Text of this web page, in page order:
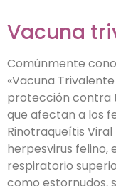
Vacuna
Comúnmente
«Vacuna
protección contra
que afectan a los
Rinotraqueítis
herpesvirus
respiratorio